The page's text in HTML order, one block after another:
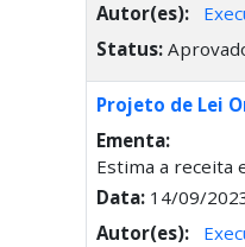
Autor(es):
Status:
Projeto de Lei
Ementa:
Estima a receita
Data:14/09/
Autor(es):